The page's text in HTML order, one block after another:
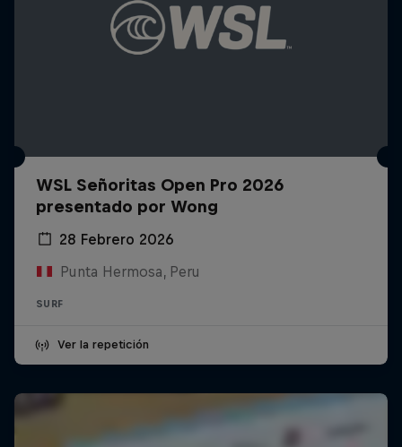
WSL Señoritas Open Pro 2026
presentado por Wong
28 Febrero 2026
Punta Hermosa, Peru
SURF
Ver la repetición